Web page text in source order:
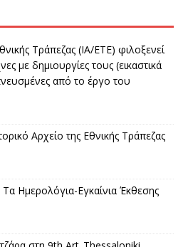
Τράπεζας (ΙΑ/ΕΤΕ) φιλοξενεί
με δημιουργίες τους (εικαστικά
από το έργο του
Αρχείο της Εθνικής Τράπεζας
Εγκαίνια Έκθεσης